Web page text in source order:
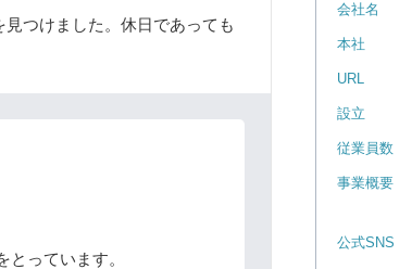
つけました。休日であっても
とっています。
会社名
本社
URL
設立
従業員数
事業概要
公式SNS